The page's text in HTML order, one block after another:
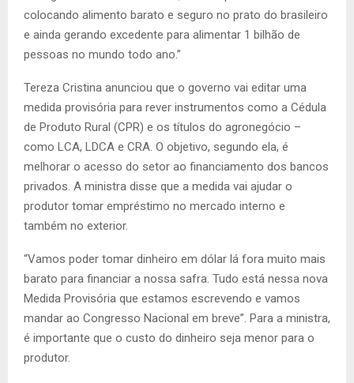
colocando alimento barato e seguro no prato do brasileiro
e ainda gerando excedente para alimentar 1 bilhão de
pessoas no mundo todo ano.”
Tereza Cristina anunciou que o governo vai editar uma
medida provisória para rever instrumentos como a Cédula
de Produto Rural (CPR) e os títulos do agronegócio –
como LCA, LDCA e CRA. O objetivo, segundo ela, é
melhorar o acesso do setor ao financiamento dos bancos
privados. A ministra disse que a medida vai ajudar o
produtor tomar empréstimo no mercado interno e
também no exterior.
“Vamos poder tomar dinheiro em dólar lá fora muito mais
barato para financiar a nossa safra. Tudo está nessa nova
Medida Provisória que estamos escrevendo e vamos
mandar ao Congresso Nacional em breve”. Para a ministra,
é importante que o custo do dinheiro seja menor para o
produtor.